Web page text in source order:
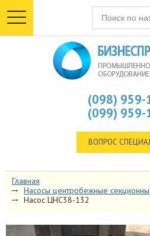
toggle
navigation
(098) 959-
(099) 959-
ВОПРОС
Главная
Насосы центробежные
Насос ЦНС38-132